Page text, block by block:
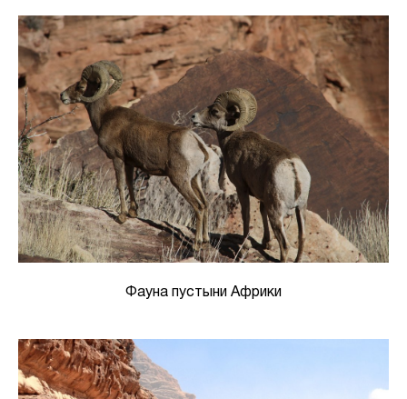
Фауна пустыни Африки